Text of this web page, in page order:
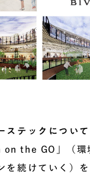
ステックについて
the GO」（環
を続けていく）